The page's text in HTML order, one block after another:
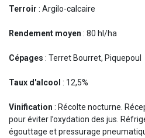
Terroir : Argilo-calcaire
Rendement moyen : 80 hl/ha
Cépages : Terret Bourret, Piquepoul
Taux d'alcool : 12,5%
Vinification : Récolte nocturne.
pour éviter l’oxydation des jus.
égouttage et pressurage